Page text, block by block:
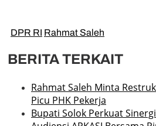
DPR RI Rahmat Saleh
BERITA TERKAIT
Rahmat Saleh Minta
Picu PHK Pekerja
Bupati Solok Perkuat